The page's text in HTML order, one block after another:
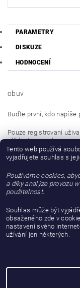
PARAMETRY
DISKUZE
HODNOCENÍ
obuv
Buďte první, kdo napíše
Pouze registrovaní
přihlaste senebo se
Buďte první, kdo napíše
Přidat hodnocení
Tento web používá
vyjadřujete souhlas s
Používáme cookies,
a díky analýze provozu
použitelnost.
Souhlas může být
obsaženého zde v
nastavení svého
užívání jen některých.